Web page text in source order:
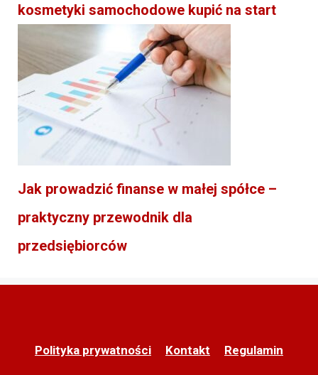
kosmetyki samochodowe kupić na start
Jak prowadzić finanse w małej spółce –
praktyczny przewodnik dla
przedsiębiorców
Polityka prywatności Kontakt Regulamin